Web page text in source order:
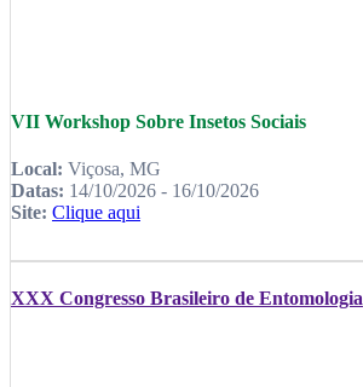
VII Workshop Sobre Insetos Sociais
Local: Viçosa, MG
Datas: 14/10/2026 - 16/10/2026
Site: Clique aqui
XXX Congresso Brasileiro de Entomologia